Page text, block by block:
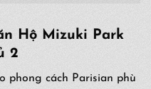
Hộ Mizuki Park
2
phong cách Parisian phù